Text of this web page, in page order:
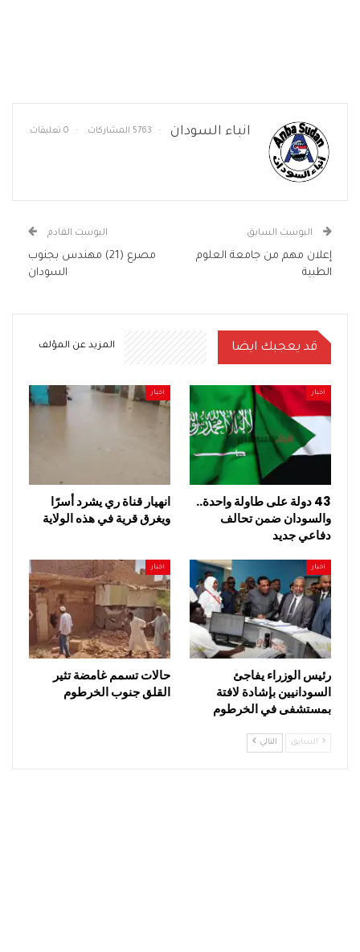
انباء السودان 5763 المشاركات 0 تعليقات
البوست السابق
إعلان مهم من جامعة العلوم
الطبية
البوست القادم
مصرع (21) مهندس بجنوب
السودان
قد يعجبك ايضا المزيد عن المؤلف
اخبار
43 دولة على طاولة واحدة..
والسودان ضمن تحالف
دفاعي جديد
اخبار
انهيار قناة ري يشرد أسرًا
ويغرق قرية في هذه الولاية
اخبار
رئيس الوزراء يفاجئ
السودانيين بإشادة لافتة
بمستشفى في الخرطوم
اخبار
حالات تسمم غامضة تثير
القلق جنوب الخرطوم
السابق التالي